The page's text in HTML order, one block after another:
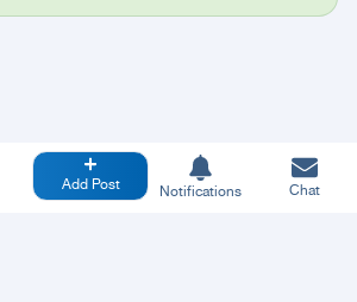
Add Post Notifications Chat